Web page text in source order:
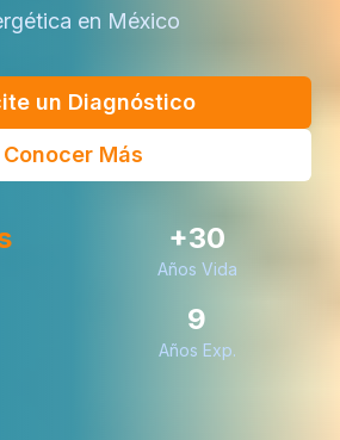
en México
un Diagnóstico
Conocer Más
+30
Años Vida
9
Años Exp.